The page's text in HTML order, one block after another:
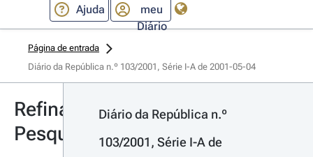
Ajuda
meu
Diário
Página de entrada
Diário da República n.º 103/2001, Série I-A de 2001-05-04
Refinar
Pesquisa
Diário da República n.º
103/2001, Série I-A de